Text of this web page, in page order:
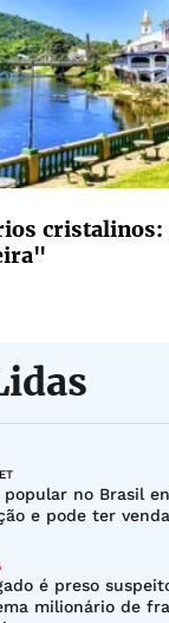
cristalinos:
popular no Brasil
e pode ter
é preso
milionário de